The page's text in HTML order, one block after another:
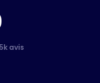
avis